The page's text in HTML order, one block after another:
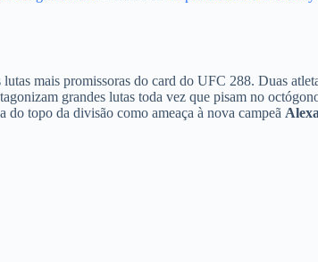
mais promissoras do card do UFC 288. Duas
grandes lutas toda vez que pisam no
topo da divisão como ameaça à nova campeã Alexa